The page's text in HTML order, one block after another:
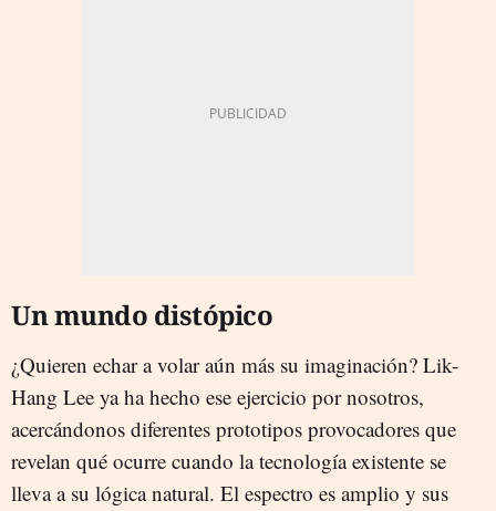
Un mundo distópico
¿Quieren echar a volar aún más su imaginación? Lik-
Hang Lee ya ha hecho ese ejercicio por nosotros,
acercándonos diferentes prototipos provocadores que
revelan qué ocurre cuando la tecnología existente se
lleva a su lógica natural. El espectro es amplio y sus